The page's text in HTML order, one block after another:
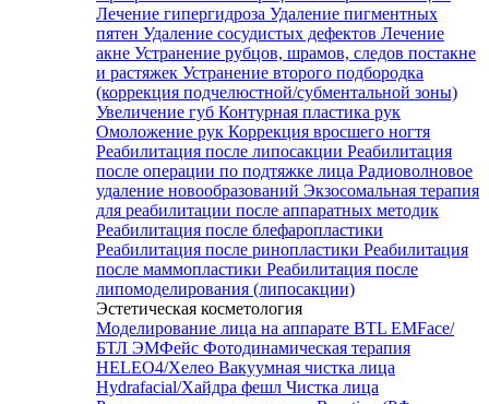
Лечение гипергидроза Удаление пигментных
пятен Удаление сосудистых дефектов Лечение
акне Устранение рубцов, шрамов, следов постакне
и растяжек Устранение второго подбородка
(коррекция подчелюстной/субментальной зоны)
Увеличение губ Контурная пластика рук
Омоложение рук Коррекция вросшего ногтя
Реабилитация после липосакции Реабилитация
после операции по подтяжке лица Радиоволновое
удаление новообразований Экзосомальная терапия
для реабилитации после аппаратных методик
Реабилитация после блефаропластики
Реабилитация после ринопластики Реабилитация
после маммопластики Реабилитация после
липомоделирования (липосакции)
Эстетическая косметология
Моделирование лица на аппарате BTL EMFace/
БТЛ ЭМФейс Фотодинамическая терапия
HELEO4/Хелео Вакуумная чистка лица
Hydrafacial/Хайдра фешл Чистка лица